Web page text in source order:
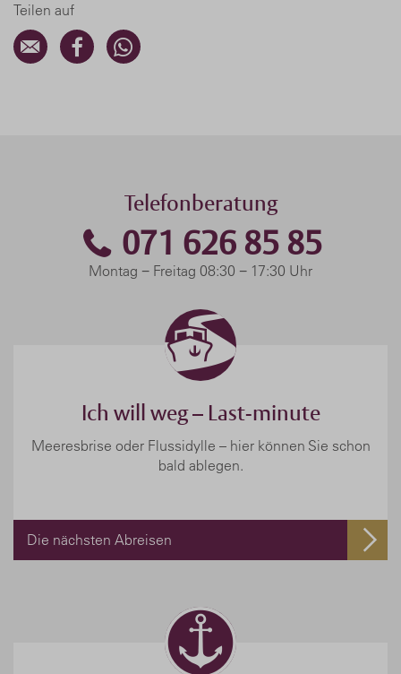
Teilen auf
Telefonberatung
071 626 85 85
Montag − Freitag 08:30 − 17:30 Uhr
Ich will weg – Last-minute
Meeresbrise oder Flussidylle – hier können Sie schon
bald ablegen.
Die nächsten Abreisen